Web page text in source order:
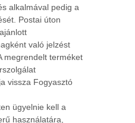
alkalmával pedig a
Postai úton
való jelzést
megrendelt terméket
vissza Fogyasztó
ügyelnie kell a
használatára,